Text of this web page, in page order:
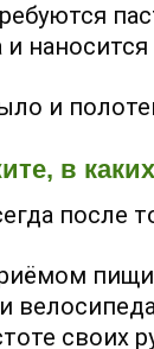
наносится
и
в
после
пищи
своих